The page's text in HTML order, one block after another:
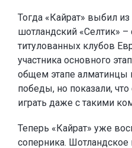
Тогда «Кайрат» выбил
шотландский «Селтик»
титулованных клубов
участника основного
общем этапе алматинцы
победы, но показали,
играть даже с такими
Теперь «Кайрат» уже
соперника. Шотландское